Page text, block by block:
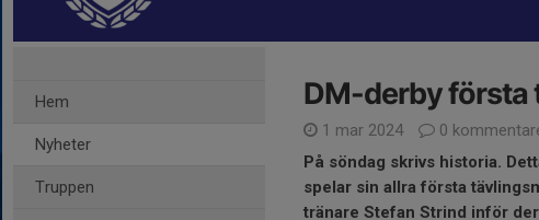
Hem
Nyheter
Truppen
DM-derby första
1 mar 2024
0
På söndag skrivs historia.
spelar sin allra första
tränare Stefan Strind inför